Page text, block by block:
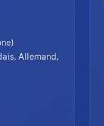
Allemand,